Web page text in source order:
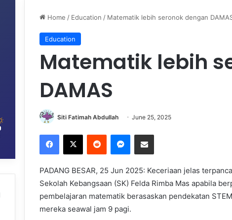
Home / Education / Matematik lebih seronok dengan
Education
Matematik lebih
DAMAS
Siti Fatimah Abdullah June 25, 2025
PADANG BESAR, 25 Jun 2025: Keceriaan jelas
Sekolah Kebangsaan (SK) Felda Rimba Mas apabila
pembelajaran matematik berasaskan pendekatan
mereka seawal jam 9 pagi.